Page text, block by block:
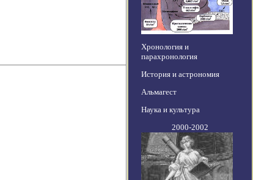
Хронология и
парахронология
История и астрономия
Альмагест
Наука и культура
2000-2002